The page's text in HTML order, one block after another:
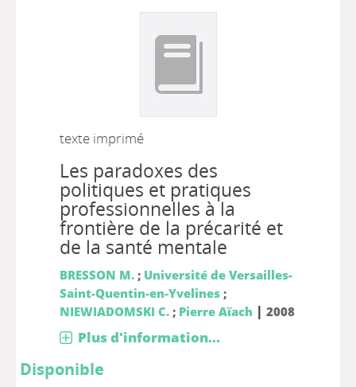
texte imprimé
Les paradoxes des
politiques et pratiques
professionnelles à la
frontière de la précarité et
de la santé mentale
BRESSON M.; Université de Versailles-
Saint-Quentin-en-Yvelines;
NIEWIADOMSKI C.; Pierre Aïach | 2008
Plus d'information...
Disponible